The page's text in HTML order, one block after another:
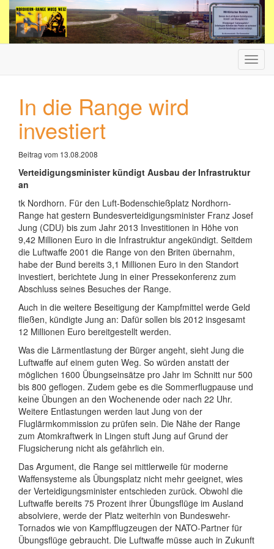
ein-/
In die Range wird
investiert
Beitrag vom 13.08.2008
Verteidigungsminister kündigt Ausbau der Infrastruktur
an
tk Nordhorn. Für den Luft-Bodenschießplatz Nordhorn-
Range hat gestern Bundesverteidigungsminister Franz Josef
Jung (CDU) bis zum Jahr 2013 Investitionen in Höhe von
9,42 Millionen Euro in die Infrastruktur angekündigt. Seitdem
die Luftwaffe 2001 die Range von den Briten übernahm,
habe der Bund bereits 3,1 Millionen Euro in den Standort
investiert, berichtete Jung in einer Pressekonferenz zum
Abschluss seines Besuches der Range.
Auch in die weitere Beseitigung der Kampfmittel werde Geld
fließen, kündigte Jung an: Dafür sollen bis 2012 insgesamt
12 Millionen Euro bereitgestellt werden.
Was die Lärmentlastung der Bürger angeht, sieht Jung die
Luftwaffe auf einem guten Weg. So würden anstatt der
möglichen 1600 Übungseinsätze pro Jahr im Schnitt nur 500
bis 800 geflogen. Zudem gebe es die Sommerflugpause und
keine Übungen an den Wochenende oder nach 22 Uhr.
Weitere Entlastungen werden laut Jung von der
Fluglärmkommission zu prüfen sein. Die Nähe der Range
zum Atomkraftwerk in Lingen stuft Jung auf Grund der
Flugsicherung nicht als gefährlich ein.
Das Argument, die Range sei mittlerweile für moderne
Waffensysteme als Übungsplatz nicht mehr geeignet, wies
der Verteidigungsminister entschieden zurück. Obwohl die
Luftwaffe bereits 75 Prozent ihrer Übungsflüge im Ausland
absolviere, werde der Platz weiterhin von Bundeswehr-
Tornados wie von Kampfflugzeugen der NATO-Partner für
Übungsflüge gebraucht. Die Luftwaffe müsse auch in Zukunft